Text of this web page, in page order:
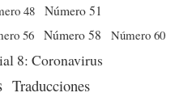
48 Número 51
56 Número 58
Número 60
8: Coronavirus
Traducciones